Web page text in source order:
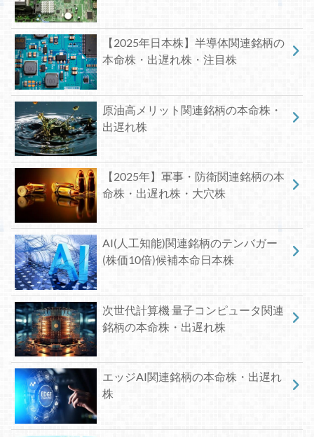
【2025年日本株】半導体関連銘柄の
本命株・出遅れ株・注目株
原油高メリット関連銘柄の本命株・
出遅れ株
【2025年】軍事・防衛関連銘柄の本
命株・出遅れ株・大穴株
AI(人工知能)関連銘柄のテンバガー
(株価10倍)候補本命日本株
次世代計算機 量子コンピュータ関連
銘柄の本命株・出遅れ株
エッジAI関連銘柄の本命株・出遅れ
株